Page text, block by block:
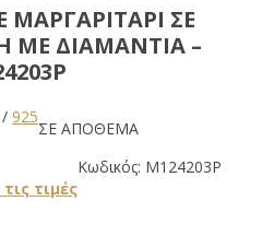
ΣΕ
ΜΕ ΔΙΑΜΆΝΤΙΑ –
/ 925
ΣΕ ΑΠΟΘΕΜΑ
τιμές
Κωδικός: M124203P